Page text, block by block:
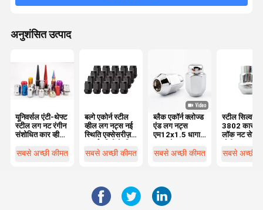
अनुशंसित उत्पाद
यूनिवर्सल एंटी-थेफ्ट
स्टील लग नट रंगीन
संशोधित कार व्हील
सबसे अच्छी कीमत
बल्गे एकोर्न स्टील
व्हील लग नट्स नई
स्थिति एक्सेसरीज़
सबसे अच्छी कीमत
ब्लैक एकॉर्न क्लोज्ड
एंड लग नट्स
एम12x1.5 धागा
ऊंचा 0.9" चौड़ा
सबसे अच्छी कीमत
स्टील सिल्वर
3802 कार
लॉक नट सेट
7/16-20
सबसे अच्छी